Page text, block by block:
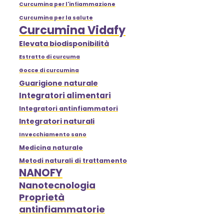
Curcumina per l'infiammazione
Curcumina per la salute
Curcumina Vidafy
Elevata biodisponibilità
Estratto di curcuma
Gocce di curcumina
Guarigione naturale
Integratori alimentari
Integratori antinfiammatori
Integratori naturali
Invecchiamento sano
Medicina naturale
Metodi naturali di trattamento
NANOFY
Nanotecnologia
Proprietà
antinfiammatorie